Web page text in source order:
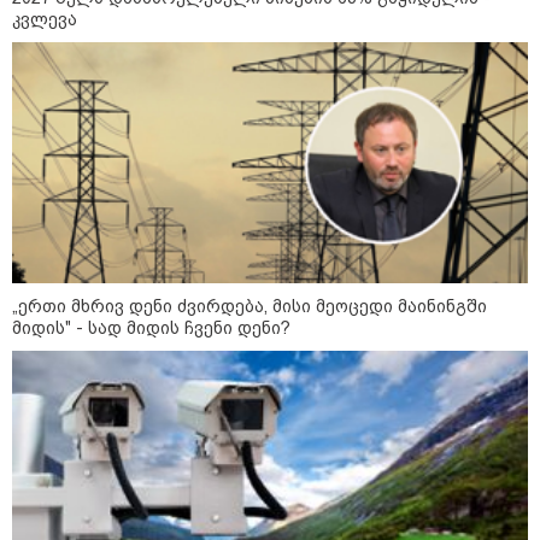
კატეგორიის ყველა სიახლე
მასწავლებელ გიგა ავალიანის
საქმეზე დაკავებული ნია იმნაძე
კლინიკაში გადაჰყავთ
გიგა ავალიანის საქმეზე აკავებენ
ანასტასია ბერუაშვილსაც
გიგა ავალიანის დედა - ჩემი
შვილი მიატოვეს, მიაგდეს, რომ
მომკვდარიყო! - ნია იმნაძის
დედას რეანიმაციაში
კვლევა
„ერთი მხრივ დენი ძვირდება, მისი მეოცედი მაინინგში
მიდის" - სად მიდის ჩვენი დენი?